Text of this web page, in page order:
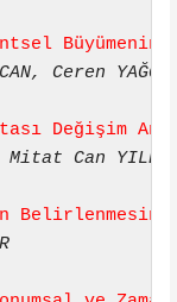
Büyümenin
Ceren YAĞCI
Değişim
Mitat Can